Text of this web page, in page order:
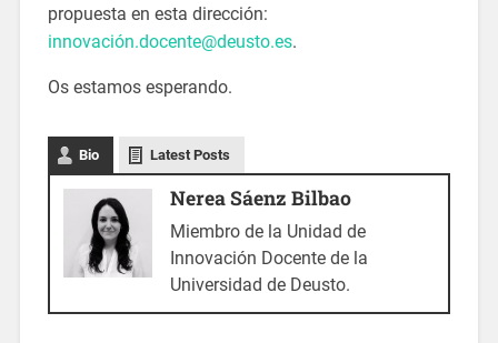
propuesta en esta dirección:
innovación.docente@deusto.es.
Os estamos esperando.
Bio Latest Posts
Nerea Sáenz Bilbao
Miembro de la Unidad de
Innovación Docente de la
Universidad de Deusto.